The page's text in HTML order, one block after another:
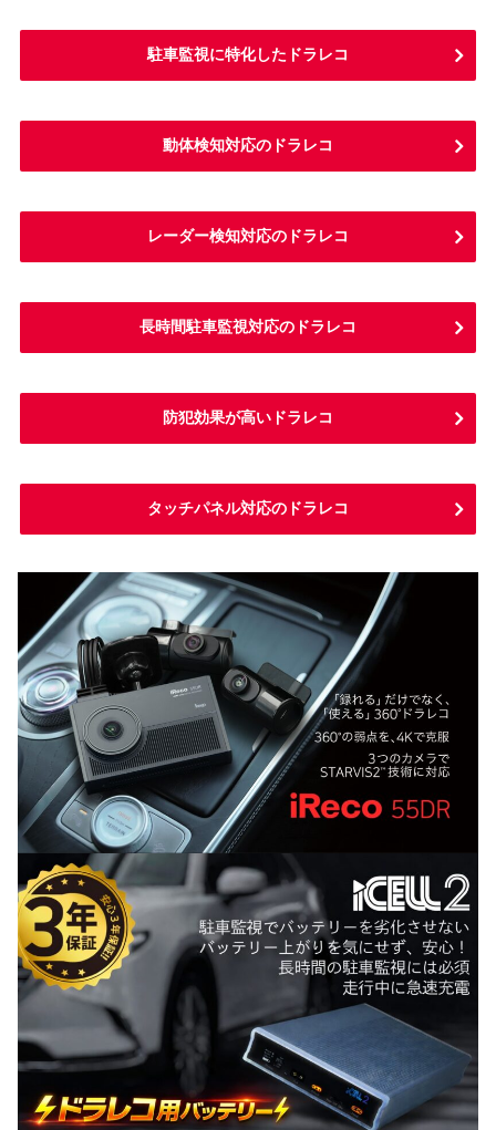
駐車監視に特化したドラレコ
動体検知対応のドラレコ
レーダー検知対応のドラレコ
長時間駐車監視対応のドラレコ
防犯効果が高いドラレコ
タッチパネル対応のドラレコ